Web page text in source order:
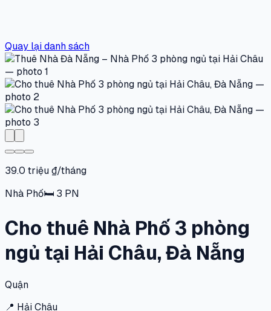
Quay lại danh sách
39.0 triệu ₫/tháng
Nhà Phố🛏 3 PN
Cho thuê Nhà Phố 3 phòng
ngủ tại Hải Châu, Đà Nẵng
Quận
📍 Hải Châu